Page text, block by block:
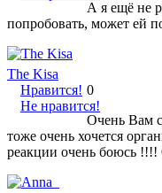
А я ещё не
попробовать, может ей
The Kisa
Нравится!
Не нравится!
0
Очень Вам
тоже очень хочется
реакции очень боюсь